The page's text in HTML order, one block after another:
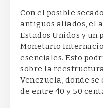
Con el posible
antiguos aliados, el
Estados Unidos y un
Monetario
esenciales. Esto
sobre la
Venezuela, donde
de entre 40 y 50